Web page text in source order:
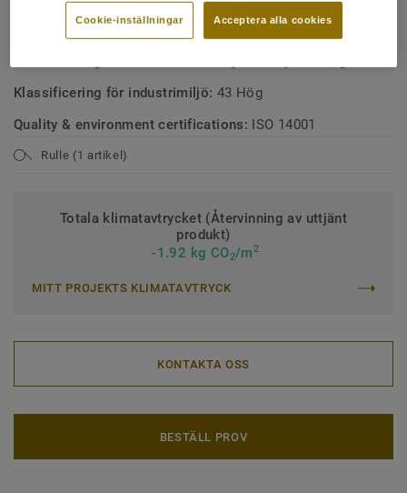
Klassificering för bostadsmiljö:23 Hög
Klassificering för industrimiljö: 43 Hög
Quality & environment certifications: ISO 14001
Rulle (1 artikel)
Totala klimatavtrycket (Återvinning av uttjänt
produkt)
-1.92 kg CO2/m2
MITT PROJEKTS KLIMATAVTRYCK
KONTAKTA OSS
BESTÄLL PROV
Acceptera alla cookies
Cookie-inställningar